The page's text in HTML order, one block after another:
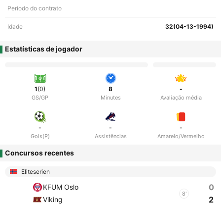
Período do contrato
Idade 32(04-13-1994)
Estatísticas de jogador
1(0)
GS/GP
8
Minutes
-
Avaliação média
-
Gols(P)
-
Assistências
-
Amarelo/Vermelho
Concursos recentes
Eliteserien
KFUM Oslo
Viking
8'
0
2